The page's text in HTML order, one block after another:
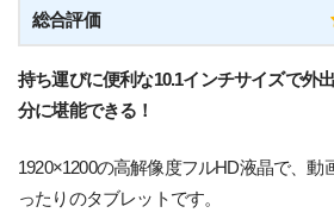
総合評価
持ち運びに便利な10.1インチサイズで外
分に堪能できる！
1920×1200の高解像度フルHD液晶で、
ったりのタブレットです。